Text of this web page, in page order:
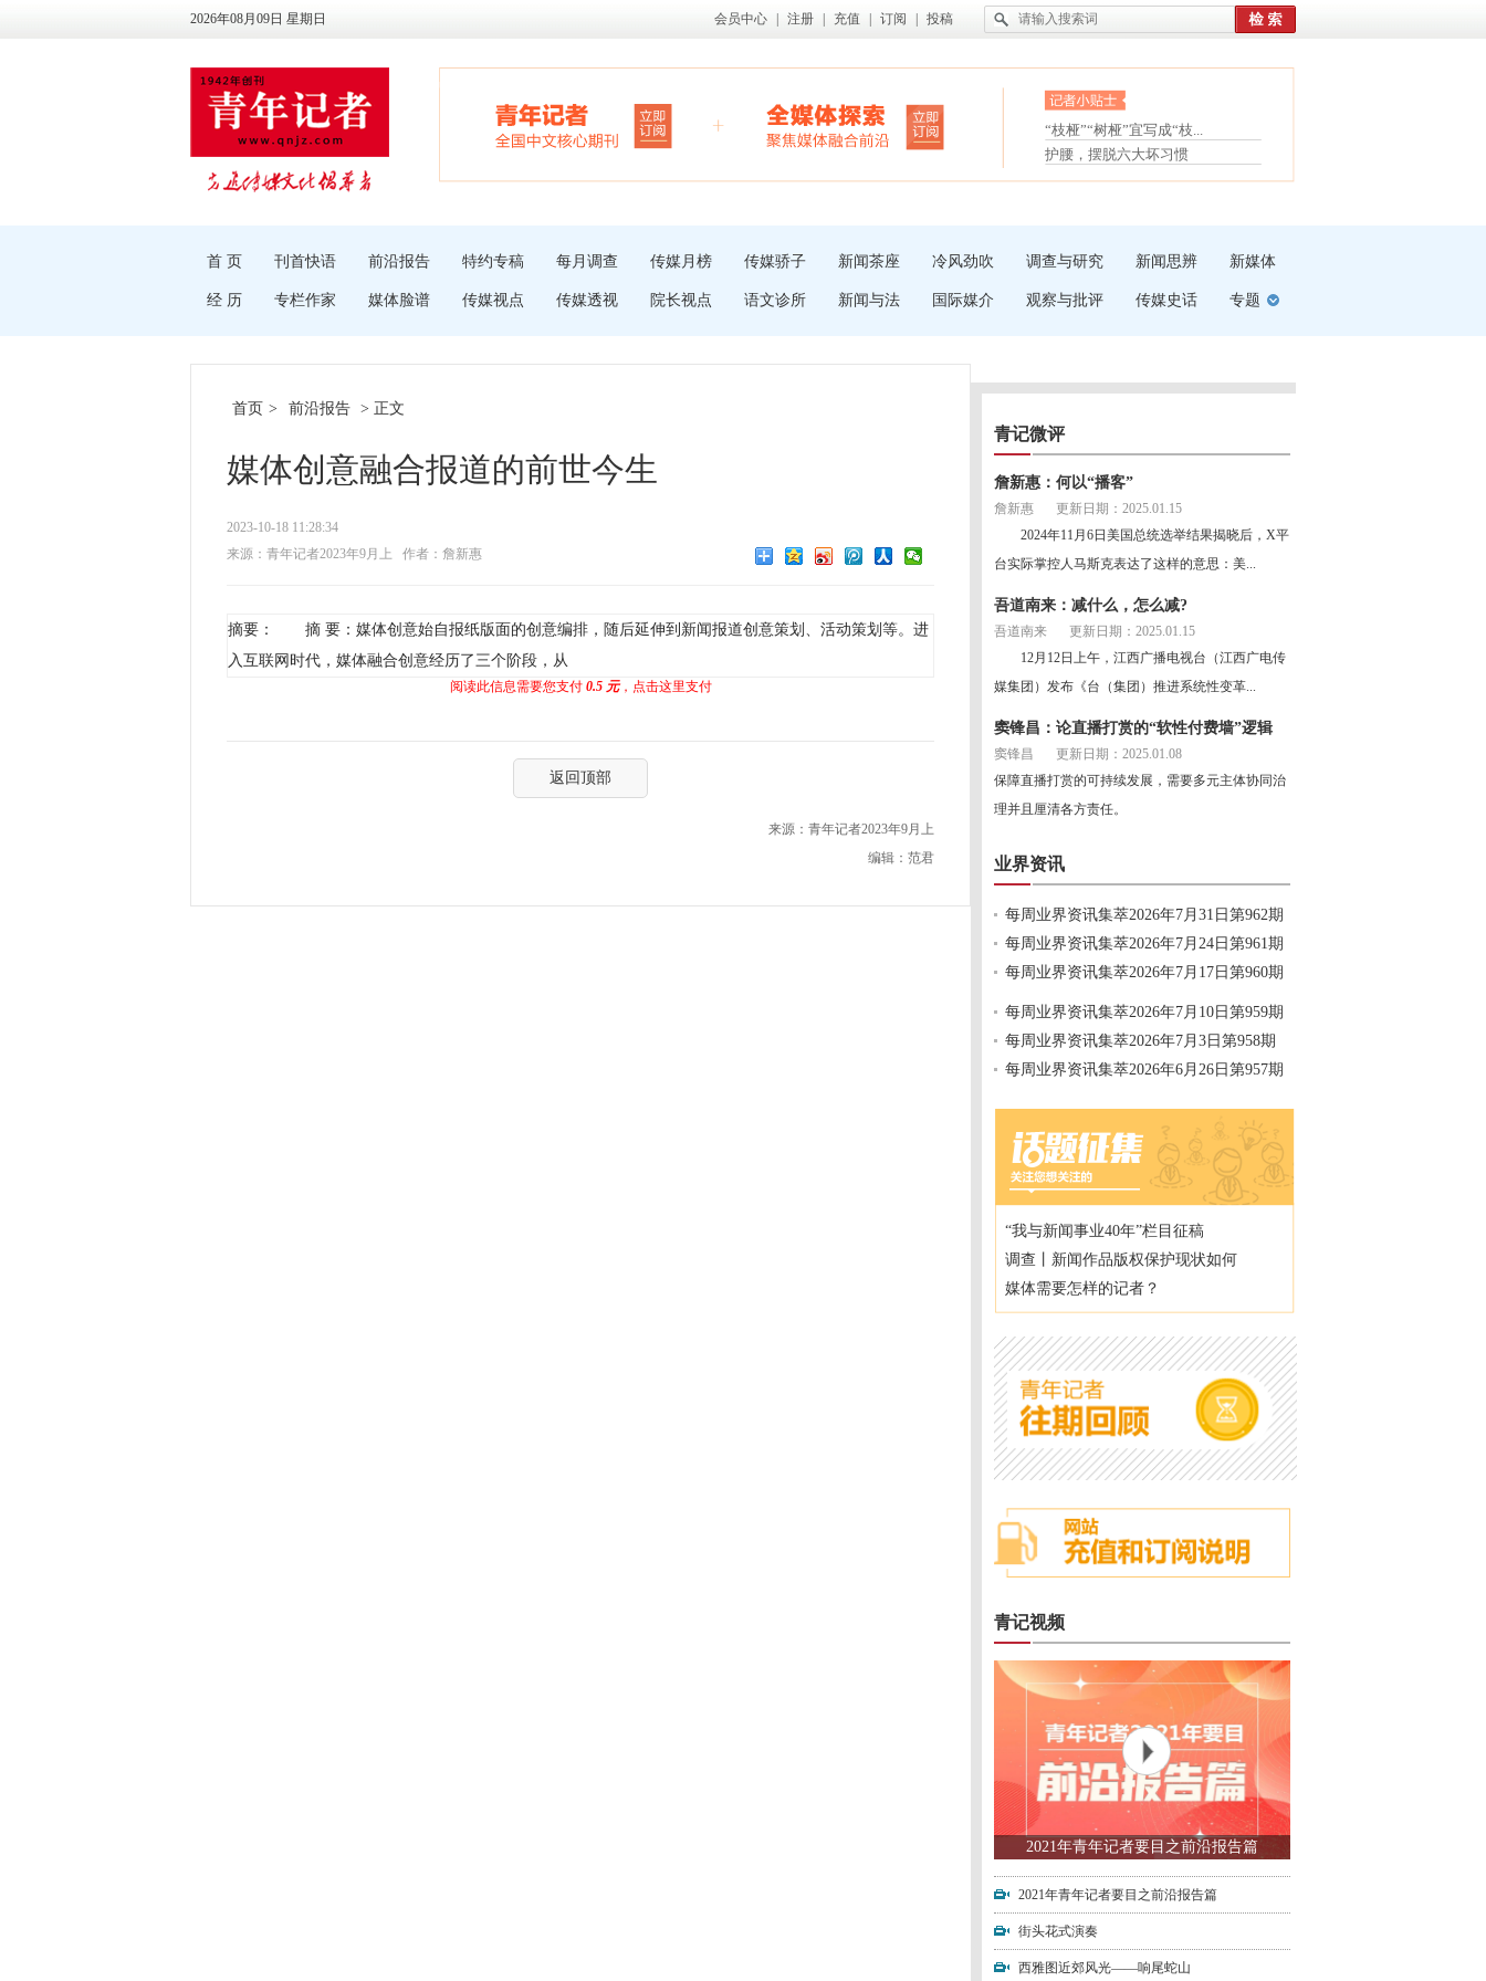
2026年08月09日 星期日 会员中心 注册 充值 订阅 投稿
眼白变红或是结膜下出血
“枝桠”“树桠”宜写成“枝...
夏天缓解疲劳有三招
护腰，摆脱六大坏习惯
受伤了冰敷还是热敷
首 页 刊首快语 前沿报告 特约专稿 每月调查 传媒月榜 传媒骄子 新闻茶座 冷风劲吹 调查与研究 新闻思辨 新媒体
经 历 专栏作家 媒体脸谱 传媒视点 传媒透视 院长视点 语文诊所 新闻与法 国际媒介 观察与批评 传媒史话 专题
首页 > 前沿报告 > 正文
媒体创意融合报道的前世今生
2023-10-18 11:28:34
来源：青年记者2023年9月上
作者：詹新惠
摘要： 摘 要：媒体创意始自报纸版面的创意编排，随后延伸到新闻报道创意策划、活动策划等。进
入互联网时代，媒体融合创意经历了三个阶段，从
阅读此信息需要您支付 0.5 元，点击这里支付
返回顶部
来源：青年记者2023年9月上
编辑：范君
青记微评
詹新惠：何以“播客”
詹新惠
更新日期：2025.01.15
2024年11月6日美国总统选举结果揭晓后，X平
台实际掌控人马斯克表达了这样的意思：美...
吾道南来：减什么，怎么减?
吾道南来
更新日期：2025.01.15
12月12日上午，江西广播电视台（江西广电传
媒集团）发布《台（集团）推进系统性变革...
窦锋昌：论直播打赏的“软性付费墙”逻辑
窦锋昌
更新日期：2025.01.08
保障直播打赏的可持续发展，需要多元主体协同治
理并且厘清各方责任。
业界资讯
每周业界资讯集萃2026年7月31日第962期
每周业界资讯集萃2026年7月24日第961期
每周业界资讯集萃2026年7月17日第960期
每周业界资讯集萃2026年7月10日第959期
每周业界资讯集萃2026年7月3日第958期
每周业界资讯集萃2026年6月26日第957期
“我与新闻事业40年”栏目征稿
调查丨新闻作品版权保护现状如何
媒体需要怎样的记者？
青记视频
2021年青年记者要目之前沿报告篇
2021年青年记者要目之前沿报告篇
街头花式演奏
西雅图近郊风光——响尾蛇山